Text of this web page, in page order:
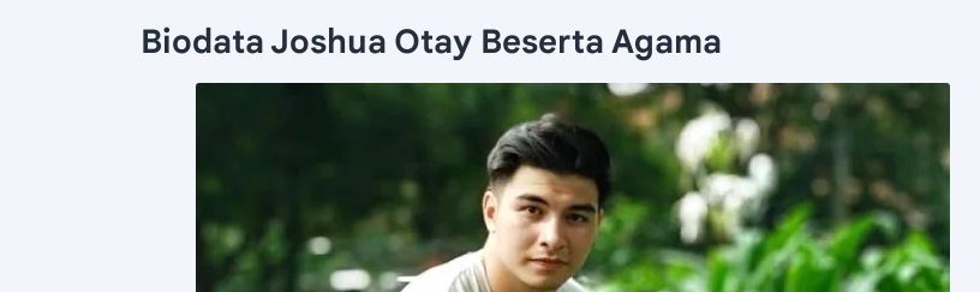
Biodata Joshua Otay Beserta Agama